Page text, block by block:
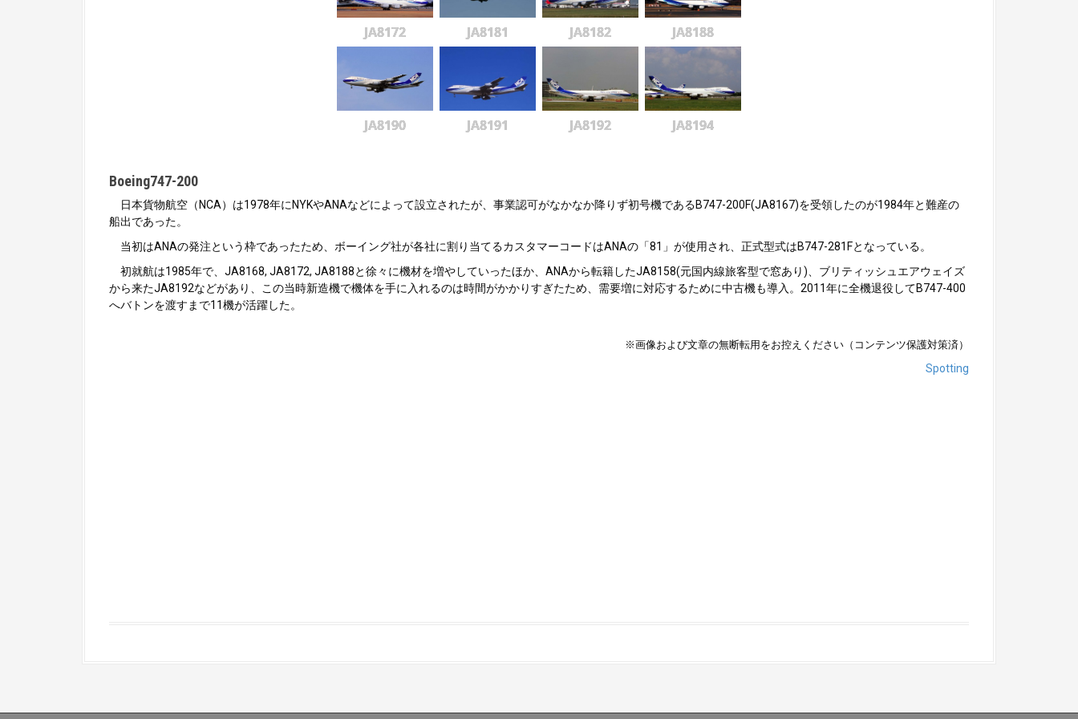
JA8172 JA8181 JA8182 JA8188
JA8190 JA8191 JA8192 JA8194
Boeing747-200
日本貨物航空（NCA）は1978年にNYKやANAなどによって設立されたが、事業認可がなかなか降りず初号機であるB747-200F(JA8167)を受領したのが1984年と難産の
船出であった。
当初はANAの発注という枠であったため、ボーイング社が各社に割り当てるカスタマーコードはANAの「81」が使用され、正式型式はB747-281Fとなっている。
初就航は1985年で、JA8168, JA8172, JA8188と徐々に機材を増やしていったほか、ANAから転籍したJA8158(元国内線旅客型で窓あり)、ブリティッシュエアウェイズ
から来たJA8192などがあり、この当時新造機で機体を手に入れるのは時間がかかりすぎたため、需要増に対応するために中古機も導入。2011年に全機退役してB747-400
へバトンを渡すまで11機が活躍した。
※画像および文章の無断転用をお控えください（コンテンツ保護対策済）
Spotting